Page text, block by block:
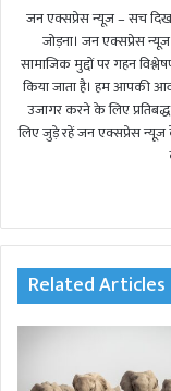
जन एक्सप्रेस न्यूज़ – सच
जोड़ना। जन एक्सप्रेस
सामाजिक मुद्दों पर गहन
किया जाता है। हम आपकी
उजागर करने के लिए
लिए जुड़े रहें जन एक्सप्रेस न्यूज़
Related Articles